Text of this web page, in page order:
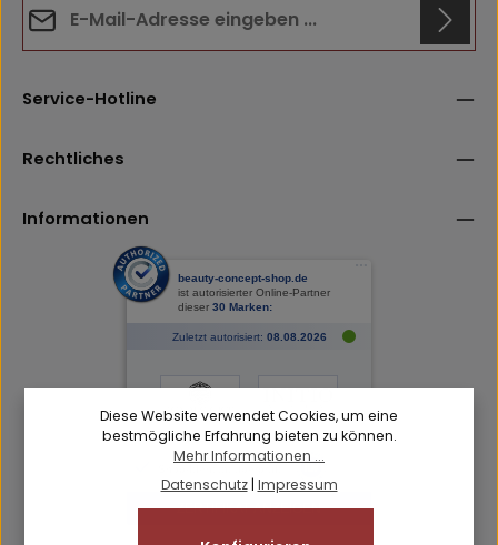
Ich habe dieDatenschutzbestimmungen
einverstanden.
Die mit einem Stern (*) markierten Felder sind
Service-Hotline
Rechtliches
Informationen
Diese Website verwendet Cookies, um eine
bestmögliche Erfahrung bieten zu können.
Mehr Informationen ...
Datenschutz| Impressum